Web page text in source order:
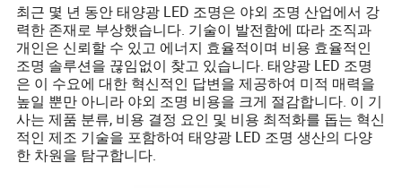
최근 몇 년 동안 태양광 LED 조명은 야외 조명 산업에서 강
력한 존재로 부상했습니다. 기술이 발전함에 따라 조직과
개인은 신뢰할 수 있고 에너지 효율적이며 비용 효율적인
조명 솔루션을 끊임없이 찾고 있습니다. 태양광 LED 조명
은 이 수요에 대한 혁신적인 답변을 제공하여 미적 매력을
높일 뿐만 아니라 야외 조명 비용을 크게 절감합니다. 이 기
사는 제품 분류, 비용 결정 요인 및 비용 최적화를 돕는 혁신
적인 제조 기술을 포함하여 태양광 LED 조명 생산의 다양
한 차원을 탐구합니다.